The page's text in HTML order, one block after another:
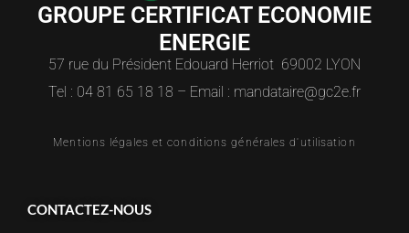
GROUPE CERTIFICAT ECONOMIE
ENERGIE
57 rue du Président Edouard Herriot 69002 LYON
Tel : 04 81 65 18 18 – Email : mandataire@gc2e.fr
Mentions légales et conditions générales d'utilisation
CONTACTEZ-NOUS